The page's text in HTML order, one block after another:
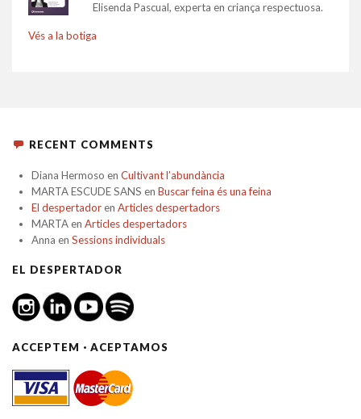
Elisenda Pascual, experta en criança respectuosa.
Vés a la botiga
RECENT COMMENTS
Diana Hermoso en Cultivant l’abundància
MARTA ESCUDE SANS en Buscar feina és una feina
El despertadoren Articles despertadors
MARTAen Articles despertadors
Anna en Sessions individuals
EL DESPERTADOR
ACCEPTEM · ACEPTAMOS